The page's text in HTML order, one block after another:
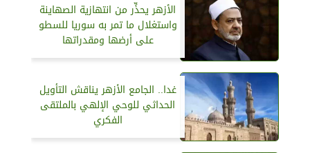
الأزهر يحذِّر من انتهازية الصهاينة
واستغلال ما تمر به سوريا للسطو
على أرضها ومقدراتها
غدا.. الجامع الأزهر يناقش التأويل
الحداثي للوحي الإلهي بالملتقى
الفكري